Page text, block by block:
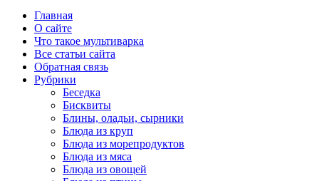
Главная
О сайте
Что такое мультиварка
Все статьи сайта
Обратная связь
Рубрики
Беседка
Бисквиты
Блины, оладьи, сырники
Блюда из круп
Блюда из морепродуктов
Блюда из мяса
Блюда из овощей